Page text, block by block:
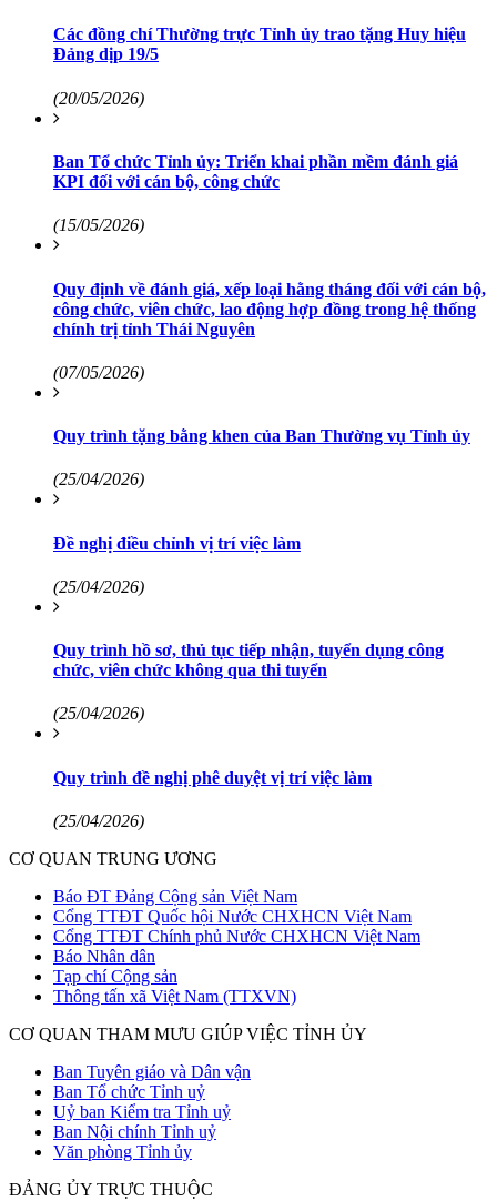
Các đồng chí Thường trực Tỉnh ủy trao tặng Huy hiệu
Đảng dịp 19/5
(20/05/2026)
Ban Tổ chức Tỉnh ủy: Triển khai phần mềm đánh giá
KPI đối với cán bộ, công chức
(15/05/2026)
Quy định về đánh giá, xếp loại hằng tháng đối với cán bộ,
công chức, viên chức, lao động hợp đồng trong hệ thống
chính trị tỉnh Thái Nguyên
(07/05/2026)
Quy trình tặng bằng khen của Ban Thường vụ Tỉnh ủy
(25/04/2026)
Đề nghị điều chỉnh vị trí việc làm
(25/04/2026)
Quy trình hồ sơ, thủ tục tiếp nhận, tuyển dụng công
chức, viên chức không qua thi tuyển
(25/04/2026)
Quy trình đề nghị phê duyệt vị trí việc làm
(25/04/2026)
CƠ QUAN TRUNG ƯƠNG
Báo ĐT Đảng Cộng sản Việt Nam
Cổng TTĐT Quốc hội Nước CHXHCN Việt Nam
Cổng TTĐT Chính phủ Nước CHXHCN Việt Nam
Báo Nhân dân
Tạp chí Cộng sản
Thông tấn xã Việt Nam (TTXVN)
CƠ QUAN THAM MƯU GIÚP VIỆC TỈNH ỦY
Ban Tuyên giáo và Dân vận
Ban Tổ chức Tỉnh uỷ
Uỷ ban Kiểm tra Tỉnh uỷ
Ban Nội chính Tỉnh uỷ
Văn phòng Tỉnh ủy
ĐẢNG ỦY TRỰC THUỘC